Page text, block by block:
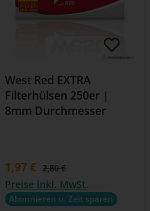
West Red EXTRA
Filterhülsen 250er |
8mm Durchmesser
Verkaufspreis:
1,97 € Regulärer Preis:
2,80 €
Preise inkl. MwSt.
Abonnieren u. Zeit sparen